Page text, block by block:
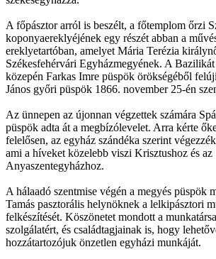
A főpásztor arról is beszélt, a főtemplom őrzi
koponyaereklyéjének egy részét abban a
ereklyetartóban, amelyet Mária Terézia
Székesfehérvári Egyházmegyének. A
közepén Farkas Imre püspök örökségéből
János győri püspök 1866. november 25-én
Az ünnepen az újonnan végzettek számára
püspök adta át a megbízólevelet. Arra kérte
felelősen, az egyház szándéka szerint
ami a híveket közelebb viszi Krisztushoz és az
Anyaszentegyházhoz.
A hálaadó szentmise végén a megyés püspök
Tamás pasztorális helynöknek a lelkipásztori
felkészítését. Köszönetet mondott a
szolgálatért, és családtagjainak is, hogy
hozzátartozójuk önzetlen egyházi munkáját.